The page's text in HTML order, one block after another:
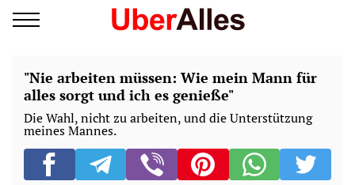
"Nie arbeiten müssen: Wie mein Mann für
alles sorgt und ich es genieße"
Die Wahl, nicht zu arbeiten, und die Unterstützung
meines Mannes.